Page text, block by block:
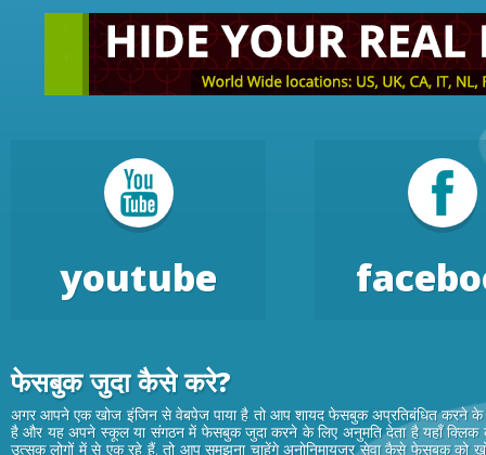
youtube
फेसबुक जुदा कैसे करे?
अगर आपने एक खोज इंजिन से वेबपेज पाया है तो आप शायद फेसबुक अप्रतिबंधित करने
है और यह अपने स्कूल या संगठन में फेसबुक जुदा करने के लिए अनुमति देता है यहाँ
उत्सुक लोगों में से एक रहे हैं, तो आप समझना चाहेंगे अनोनिमायजर सेवा कैसे फेसबुक को